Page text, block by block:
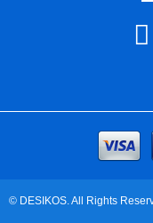
© DESIKOS. All Rights